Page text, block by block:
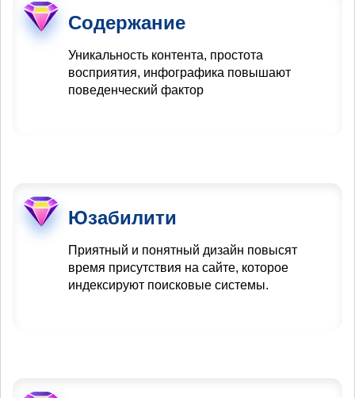
Содержание
Уникальность контента, простота
восприятия, инфографика повышают
поведенческий фактор
Юзабилити
Приятный и понятный дизайн повысят
время присутствия на сайте, которое
индексируют поисковые системы.